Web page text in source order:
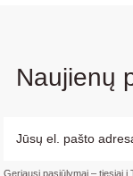
Naujienų
Geriausi pasiūlymai – tiesiai